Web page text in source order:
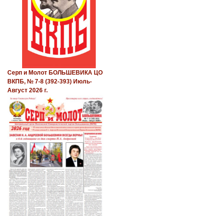
Серп и Молот БОЛЬШЕВИКА ЦО
ВКПБ, № 7-8 (392-393) Июль-
Август 2026 г.